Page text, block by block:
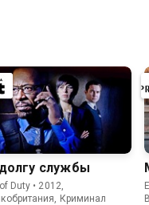
службы
Duty • 2012,
Криминал